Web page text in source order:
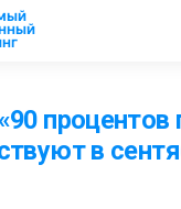
процентов
в